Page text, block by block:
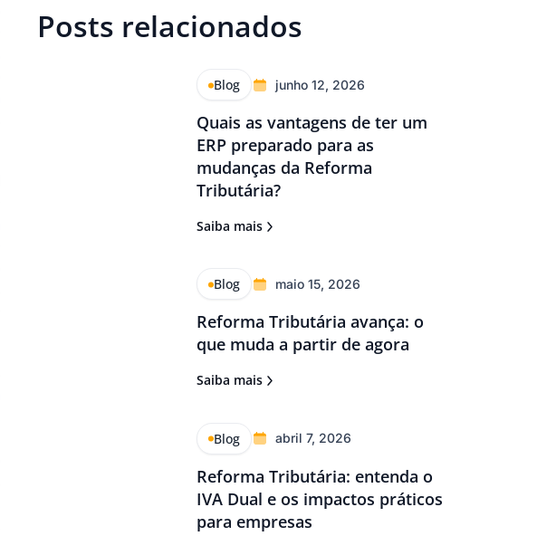
Posts relacionados
Blog junho 12, 2026
Quais as vantagens de ter um
ERP preparado para as
mudanças da Reforma
Tributária?
Saiba mais
Blog maio 15, 2026
Reforma Tributária avança: o
que muda a partir de agora
Saiba mais
Blog abril 7, 2026
Reforma Tributária: entenda o
IVA Dual e os impactos práticos
para empresas